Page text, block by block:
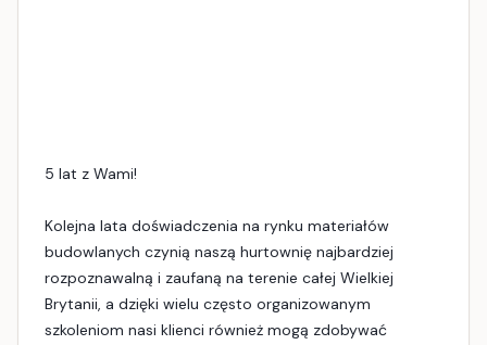
5 lat z Wami!
Kolejna lata doświadczenia na rynku materiałów
budowlanych czynią naszą hurtownię najbardziej
rozpoznawalną i zaufaną na terenie całej Wielkiej
Brytanii, a dzięki wielu często organizowanym
szkoleniom nasi klienci również mogą zdobywać